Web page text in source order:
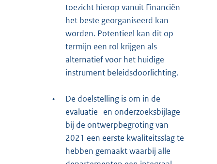
toezicht hierop vanuit Financiën
het beste georganiseerd kan
worden. Potentieel kan dit op
termijn een rol krijgen als
alternatief voor het huidige
instrument beleidsdoorlichting.
•
De doelstelling is om in de
evaluatie- en onderzoeksbijlage
bij de ontwerpbegroting van
2021 een eerste kwaliteitsslag te
hebben gemaakt waarbij alle